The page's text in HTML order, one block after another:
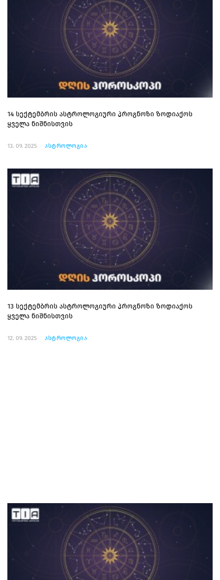
14 სექტემბრის ასტროლოგიური პროგნოზი ზოდიაქოს
ყველა ნიშნისთვის
13. 09. 2025 ასტროლოგია
13 სექტემბრის ასტროლოგიური პროგნოზი ზოდიაქოს
ყველა ნიშნისთვის
12. 09. 2025 ასტროლოგია